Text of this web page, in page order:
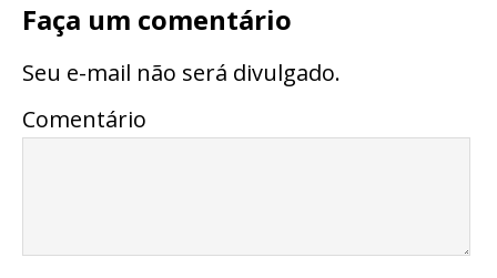
Faça um comentário
Seu e-mail não será divulgado.
Comentário